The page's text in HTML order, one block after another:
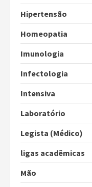
Hipertensão
Homeopatia
Imunologia
Infectologia
Intensiva
Laboratório
Legista (Médico)
ligas acadêmicas
Mão